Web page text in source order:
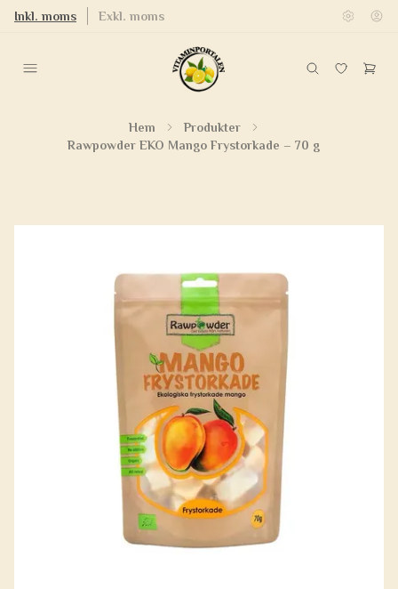
Inkl. moms Exkl. moms
Hem
Produkter
Rawpowder EKO Mango Frystorkade – 70 g